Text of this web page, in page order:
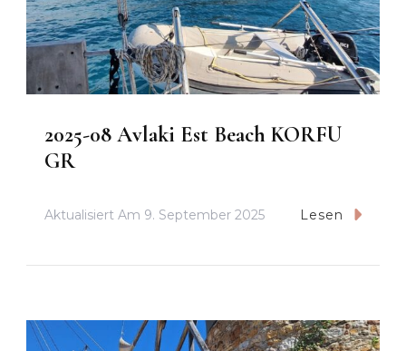
2025-08 Avlaki Est Beach KORFU
GR
Aktualisiert Am 9. September 2025 Lesen